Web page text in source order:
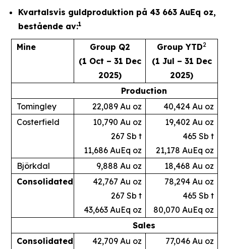
Kvartalsvis guldproduktion på 43 663 AuEq oz,
bestående av:1
Mine
Group Q2
(1 Oct – 31 Dec
2025)
Group YTD2
(1 Jul – 31 Dec
2025)
Production
Tomingley
22,089 Au oz
40,424 Au oz
Costerfield
10,790 Au oz
267 Sb t
11,686 AuEq oz
19,402 Au oz
465 Sb t
21,178 AuEq oz
Björkdal
9,888 Au oz
18,468 Au oz
Consolidated
42,767 Au oz
267 Sb t
43,663 AuEq oz
78,294 Au oz
465 Sb t
80,070 AuEq oz
Sales
Consolidated
42,709 Au oz
77,046 Au oz